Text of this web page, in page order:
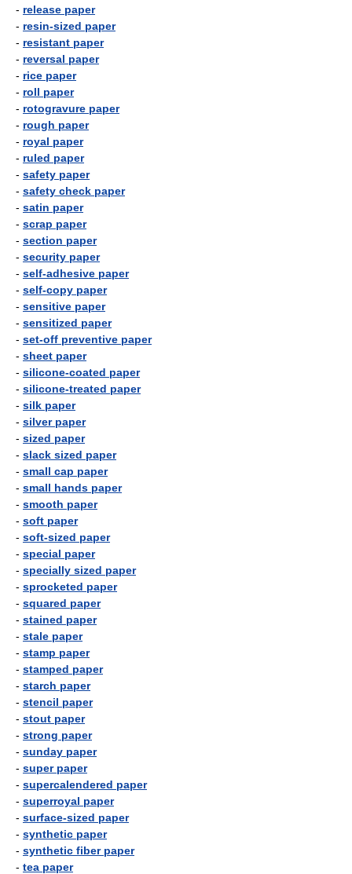
- release paper
- resin-sized paper
- resistant paper
- reversal paper
- rice paper
- roll paper
- rotogravure paper
- rough paper
- royal paper
- ruled paper
- safety paper
- safety check paper
- satin paper
- scrap paper
- section paper
- security paper
- self-adhesive paper
- self-copy paper
- sensitive paper
- sensitized paper
- set-off preventive paper
- sheet paper
- silicone-coated paper
- silicone-treated paper
- silk paper
- silver paper
- sized paper
- slack sized paper
- small cap paper
- small hands paper
- smooth paper
- soft paper
- soft-sized paper
- special paper
- specially sized paper
- sprocketed paper
- squared paper
- stained paper
- stale paper
- stamp paper
- stamped paper
- starch paper
- stencil paper
- stout paper
- strong paper
- sunday paper
- super paper
- supercalendered paper
- superroyal paper
- surface-sized paper
- synthetic paper
- synthetic fiber paper
- tea paper